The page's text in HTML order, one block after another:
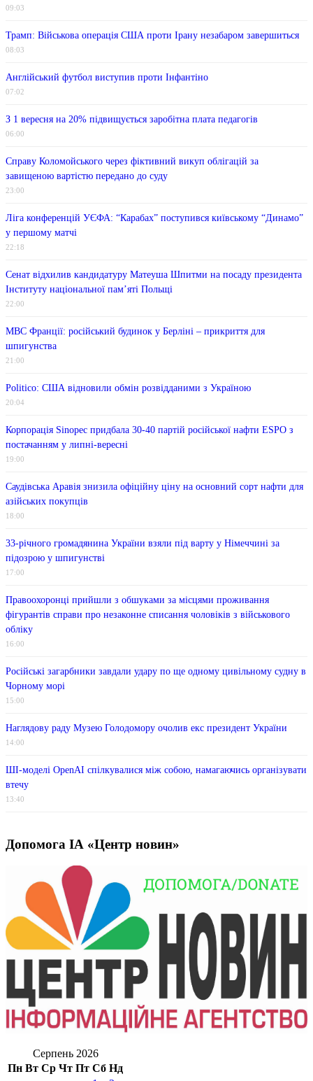
09:03
Трамп: Військова операція США проти Ірану незабаром завершиться
08:03
Англійський футбол виступив проти Інфантіно
07:02
З 1 вересня на 20% підвищується заробітна плата педагогів
06:00
Справу Коломойського через фіктивний викуп облігацій за
завищеною вартістю передано до суду
23:00
Ліга конференцій УЄФА: “Карабах” поступився київському “Динамо”
у першому матчі
22:18
Сенат відхилив кандидатуру Матеуша Шпитми на посаду президента
Інституту національної пам’яті Польщі
22:00
МВС Франції: російський будинок у Берліні – прикриття для
шпигунства
21:00
Politico: США відновили обмін розвідданими з Україною
20:04
Корпорація Sinopec придбала 30-40 партій російської нафти ESPO з
постачанням у липні-вересні
19:00
Саудівська Аравія знизила офіційну ціну на основний сорт нафти для
азійських покупців
18:00
33-річного громадянина України взяли під варту у Німеччині за
підозрою у шпигунстві
17:00
Правоохоронці прийшли з обшуками за місцями проживання
фігурантів справи про незаконне списання чоловіків з військового
обліку
16:00
Російські загарбники завдали удару по ще одному цивільному судну в
Чорному морі
15:00
Наглядову раду Музею Голодомору очолив екс президент України
14:00
ШІ-моделі OpenAI спілкувалися між собою, намагаючись організувати
втечу
13:40
Допомога ІА «Центр новин»
Серпень 2026
Пн Вт Ср Чт Пт Сб Нд